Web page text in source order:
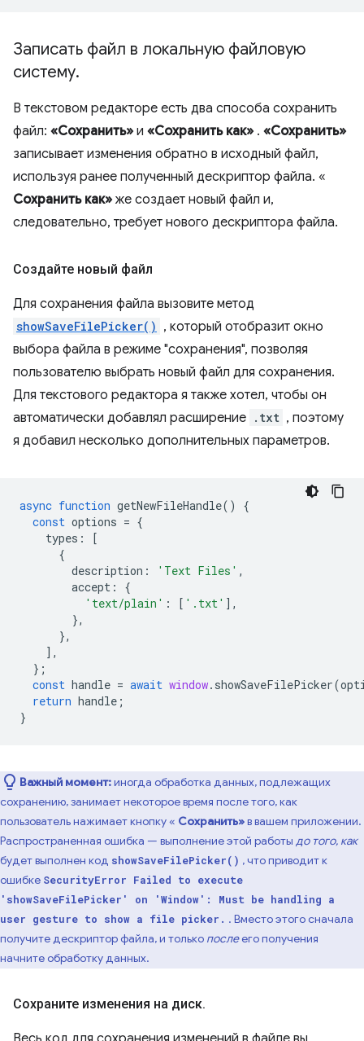
Записать файл в локальную файловую
систему.
В текстовом редакторе есть два способа сохранить
файл: «Сохранить» и «Сохранить как» . «Сохранить»
записывает изменения обратно в исходный файл,
используя ранее полученный дескриптор файла. «
Сохранить как» же создает новый файл и,
следовательно, требует нового дескриптора файла.
Создайте новый файл
Для сохранения файла вызовите метод
showSaveFilePicker() , который отобразит окно
выбора файла в режиме "сохранения", позволяя
пользователю выбрать новый файл для сохранения.
Для текстового редактора я также хотел, чтобы он
автоматически добавлял расширение .txt , поэтому
я добавил несколько дополнительных параметров.
async function getNewFileHandle()
{
const options = {
types :
[
{
description : 'Text Files' ,
accept :
{
'text/plain' : [ '.txt' ],
},
},
],
};
const handle = await window. showSaveFilePicker(
return handle ;
}
Важный момент:иногда обработка данных, подлежащих
сохранению, занимает некоторое время после того, как
пользователь нажимает кнопку « Сохранить»в вашем приложении.
Распространенная ошибка — выполнение этой работы до того, как
будет выполнен код showSaveFilePicker() , что приводит к
ошибке SecurityError Failed to execute
'showSaveFilePicker' on 'Window': Must be handling a
user gesture to show a file picker. . Вместо этого сначала
получите дескриптор файла, и только послеего получения
начните обработку данных.
Сохраните изменения на диск.